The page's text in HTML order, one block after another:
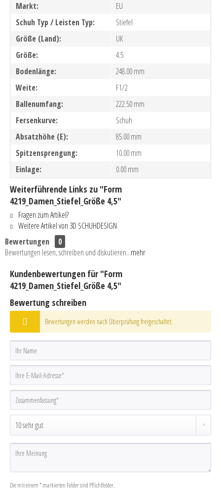
Markt:
EU
Schuh Typ / Leisten Typ:
Stiefel
Größe (Land):
UK
Größe:
4.5
Bodenlänge:
248.00 mm
Weite:
F1/2
Ballenumfang:
222.50 mm
Fersenkurve:
Schuh
Absatzhöhe (E):
85.00 mm
Spitzensprengung:
10.00 mm
Einlage:
0.00 mm
Weiterführende Links zu "Form
4219_Damen_Stiefel_Größe 4,5"
Fragen zum Artikel?
Weitere Artikel von 3D SCHUHDESIGN
Bewertungen
0
Bewertungen lesen, schreiben und diskutieren...mehr
Kundenbewertungen für "Form
4219_Damen_Stiefel_Größe 4,5"
Bewertung schreiben
Bewertungen werden nach Überprüfung freigeschaltet.
Die mit einem * markierten Felder sind Pflichtfelder.